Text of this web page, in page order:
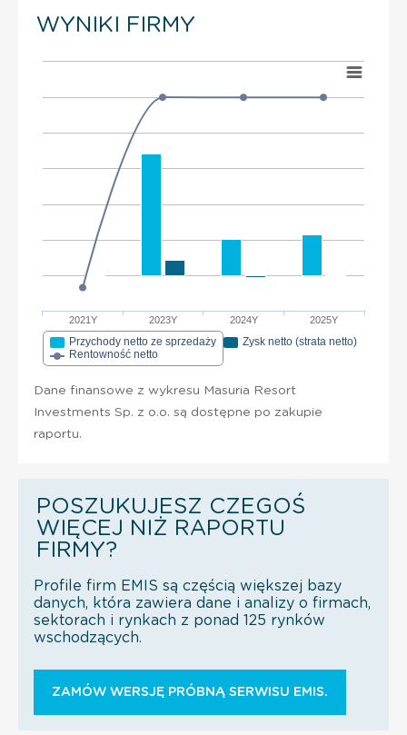
WYNIKI FIRMY
2021Y 2023Y 2024Y 2025Y
Przychody netto ze sprzedaży
Zysk netto (strata netto)
Rentowność netto
Dane finansowe z wykresu Masuria Resort
Investments Sp. z o.o. są dostępne po zakupie
raportu.
POSZUKUJESZ CZEGOŚ
WIĘCEJ NIŻ RAPORTU
FIRMY?
Profile firm EMIS są częścią większej bazy
danych, która zawiera dane i analizy o firmach,
sektorach i rynkach z ponad 125 rynków
wschodzących.
ZAMÓW WERSJĘ PRÓBNĄ SERWISU EMIS.